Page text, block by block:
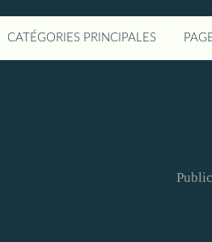
CATÉGORIES PRINCIPALES